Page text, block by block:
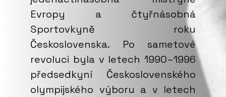
Evropy a čtyřnásobná
Sportovkyně roku
Československa. Po sametové
revoluci byla v letech 1990–1996
předsedkyní Československého
olympijského výboru a v letech